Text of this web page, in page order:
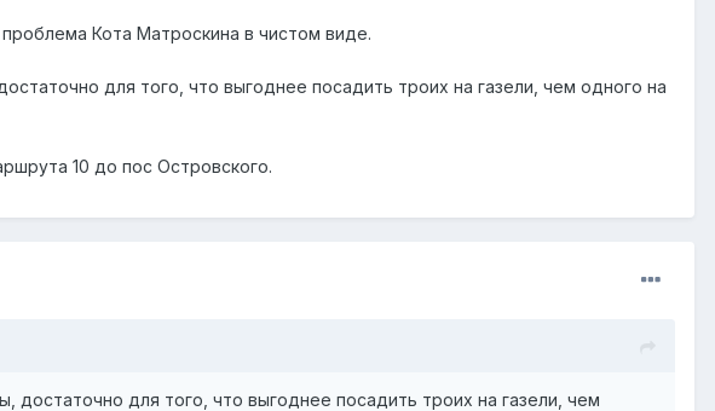
Кота Матроскина в чистом виде.
для того, что выгоднее посадить троих на газели, чем одного на
10 до пос Островского.
для того, что выгоднее посадить троих на газели, чем